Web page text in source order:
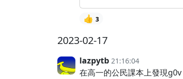
👍 3
2023-02-17
lazpytb 21:16:04
在高一的公民課本上發現g0v